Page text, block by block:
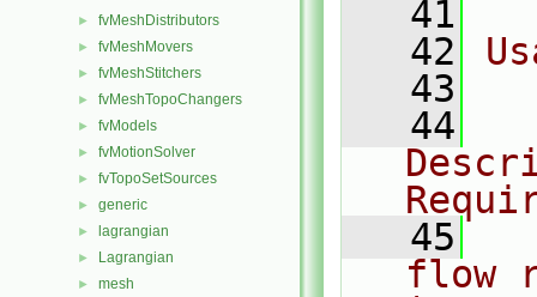
► fvMeshDistributors
► fvMeshMovers
► fvMeshStitchers
► fvMeshTopoChangers
► fvModels
► fvMotionSolver
► fvTopoSetSources
► generic
► lagrangian
► Lagrangian
► mesh
   41
   42
   43
   44
   45
flow